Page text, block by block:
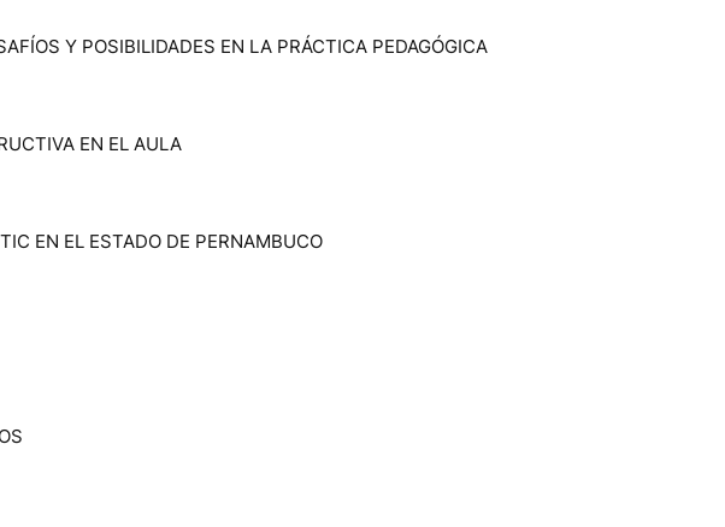
Y POSIBILIDADES EN LA PRÁCTICA PEDAGÓGICA
EN EL AULA
EN EL ESTADO DE PERNAMBUCO